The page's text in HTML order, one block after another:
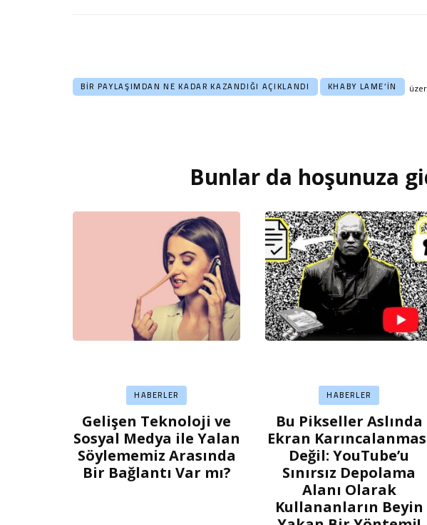
BIR PAYLAŞIMDAN NE KADAR KAZANDIĞI AÇIKLANDI KHABY LAME’IN
Bunlar da hoşunuza
HABERLER
Gelişen Teknoloji ve
Sosyal Medya ile Yalan
Söylememiz Arasında
Bir Bağlantı Var mı?
HABERLER
Bu Pikseller Aslında
Ekran
Değil: YouTube’u
Sınırsız Depolama
Alanı Olarak
Kullananların Beyin